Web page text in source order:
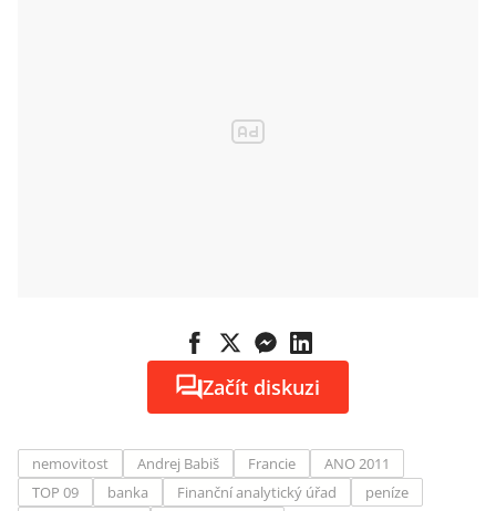
Začít diskuzi
nemovitost Andrej Babiš Francie
ANO 2011
TOP 09
banka Finanční analytický úřad peníze